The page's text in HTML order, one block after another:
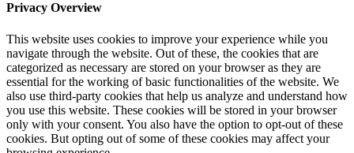
Privacy Overview
This website uses cookies to improve your experience while you
navigate through the website. Out of these, the cookies that are
categorized as necessary are stored on your browser as they are
essential for the working of basic functionalities of the website. We
also use third-party cookies that help us analyze and understand how
you use this website. These cookies will be stored in your browser
only with your consent. You also have the option to opt-out of these
cookies. But opting out of some of these cookies may affect your